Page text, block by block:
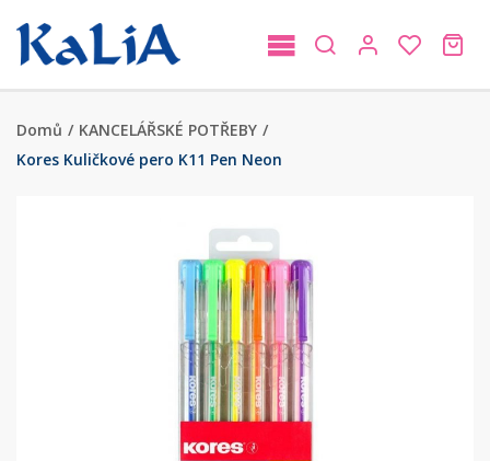
Domů / KANCELÁŘSKÉ POTŘEBY /
Kores Kuličkové pero K11 Pen Neon